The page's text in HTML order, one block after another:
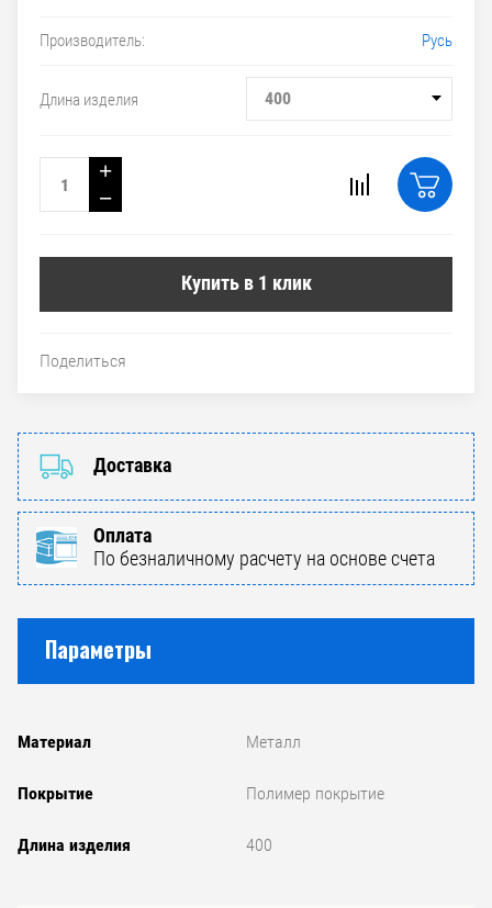
Производитель: Русь
Длина изделия 400
+
−
Купить в 1 клик
Поделиться
Доставка
Оплата
По безналичному расчету на основе счета
Параметры
Материал Металл
Покрытие Полимер покрытие
Длина изделия 400